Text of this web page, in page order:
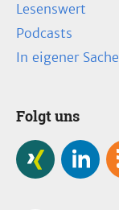
Lesenswert
Podcasts
In eigener Sache
Folgt uns